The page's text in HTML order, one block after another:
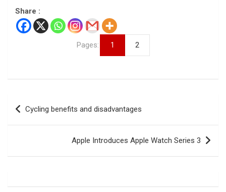
Share :
Pages: 1 2
Navigasi
pos
Cycling benefits and disadvantages
Apple Introduces Apple Watch Series 3